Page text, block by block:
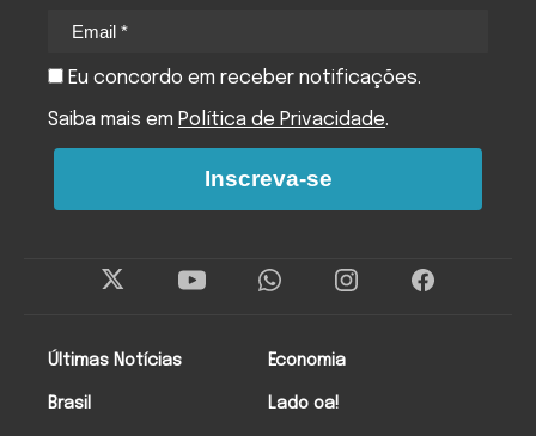
Últimas Notícias
Brasil
Economia
Lado oa!
Eu concordo em receber notificações.
Saiba mais em Política de Privacidade.
Inscreva-se